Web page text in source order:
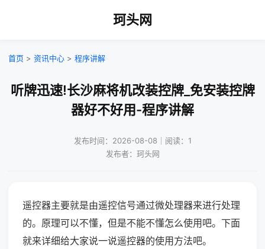
珂头网
首页 > 资讯中心 > 程序讲解
听牌迅速!长沙麻将机改装控牌_免安装控牌
器好不好用-程序讲解
发布时间：2026-08-08｜阅读：1
发布者：珂头网
遥控器主要就是由遥控信号通过微处理器来进行处理
的。原理可以不懂，但是不能不懂怎么使用吧。下面
就来详细给大家说一说遥控器的使用方法吧。